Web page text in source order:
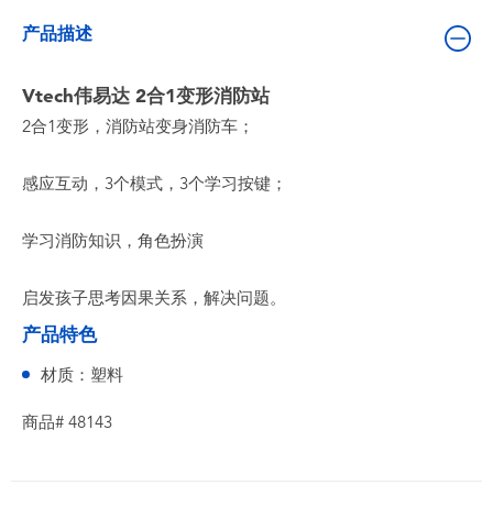
玩具促销
产品描述
Vtech伟易达 2合1变形消防站
2合1变形，消防站变身消防车；
感应互动，3个模式，3个学习按键；
学习消防知识，角色扮演
启发孩子思考因果关系，解决问题。
产品特色
材质：塑料
商品# 48143